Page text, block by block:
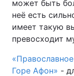
может быть
неё есть
имеет такую
превосходит
Горе Афон» -